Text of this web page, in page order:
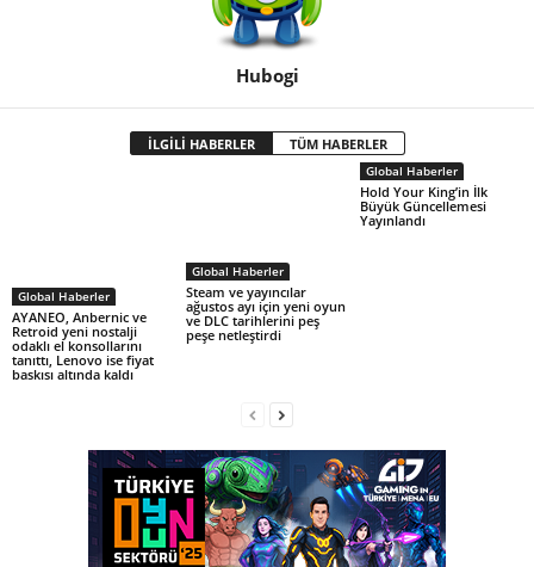
Hubogi
İLGİLİ HABERLER TÜM HABERLER
Global Haberler
AYANEO, Anbernic ve
Retroid yeni nostalji
odaklı el konsollarını
tanıttı, Lenovo ise fiyat
baskısı altında kaldı
Global Haberler
Steam ve yayıncılar
ağustos ayı için yeni oyun
ve DLC tarihlerini peş
peşe netleştirdi
Global Haberler
Hold Your King’in İlk
Büyük Güncellemesi
Yayınlandı